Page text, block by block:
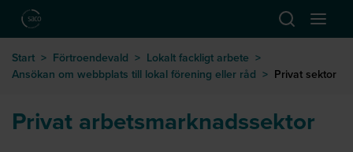
Hoppa till huvudinnehåll Öppna
Start > Förtroendevald > Lokalt fackligt arbete >
Ansökan om webbplats till lokal förening eller råd > Privat sektor
Privat arbetsmarknadssektor